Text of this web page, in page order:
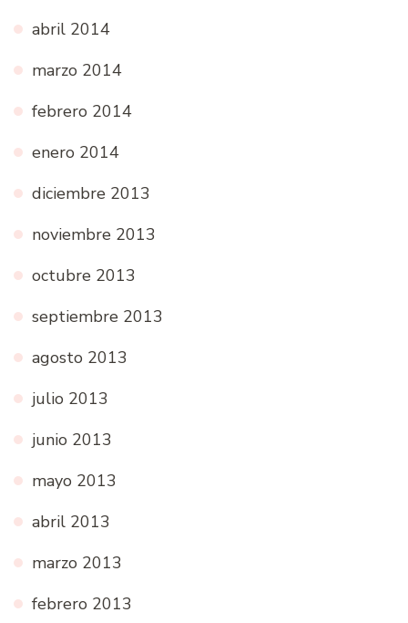
abril 2014
marzo 2014
febrero 2014
enero 2014
diciembre 2013
noviembre 2013
octubre 2013
septiembre 2013
agosto 2013
julio 2013
junio 2013
mayo 2013
abril 2013
marzo 2013
febrero 2013